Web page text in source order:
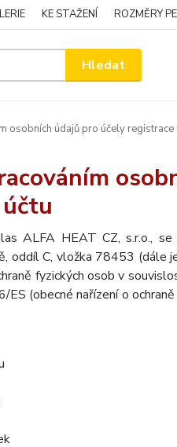
KE STAŽENÍ ROZMĚRY
Hledat
osobních údajů pro účely registrace
ALFA HEAT CZ, s.r.o.,
oddíl C, vložka 78453 (dále
fyzických osob v
ES (obecné nařízení o